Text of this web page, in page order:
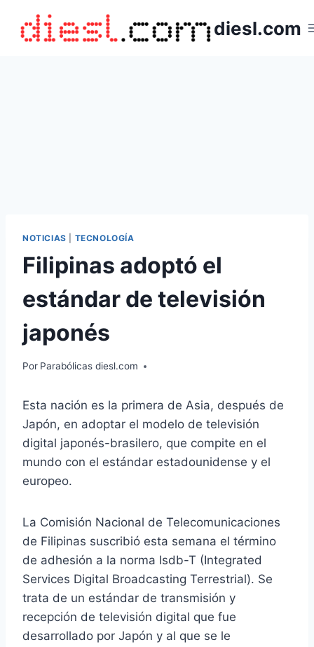
contenido
diesl.com
NOTICIAS TECNOLOGÍA
Filipinas adoptó el
estándar de televisión
japonés
Por Parabólicas diesl.com
Esta nación es la primera de Asia, después de
Japón, en adoptar el modelo de televisión
digital japonés-brasilero, que compite en el
mundo con el estándar estadounidense y el
europeo.
La Comisión Nacional de Telecomunicaciones
de Filipinas suscribió esta semana el término
de adhesión a la norma Isdb-T (Integrated
Services Digital Broadcasting Terrestrial). Se
trata de un estándar de transmisión y
recepción de televisión digital que fue
desarrollado por Japón y al que se le